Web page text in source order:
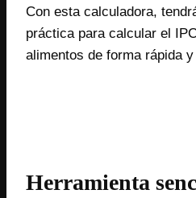
Con esta calculadora,
práctica para calcular el
alimentos de forma rápida
Herramienta